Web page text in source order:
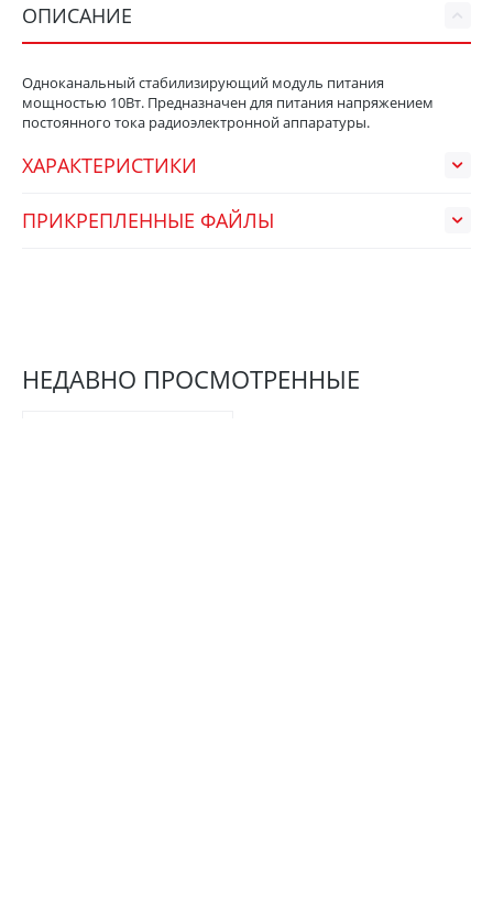
ОПИСАНИЕ
Одноканальный стабилизирующий модуль питания
мощностью 10Вт. Предназначен для питания напряжением
постоянного тока радиоэлектронной аппаратуры.
ХАРАКТЕРИСТИКИ
ПРИКРЕПЛЕННЫЕ ФАЙЛЫ
НЕДАВНО ПРОСМОТРЕННЫЕ